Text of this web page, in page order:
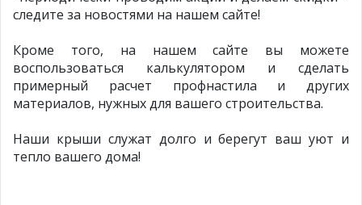
следите за новостями на нашем сайте!
Кроме того, на нашем сайте вы можете
воспользоваться калькулятором и сделать
примерный расчет профнастила и других
материалов, нужных для вашего строительства.
Наши крыши служат долго и берегут ваш уют и
тепло вашего дома!